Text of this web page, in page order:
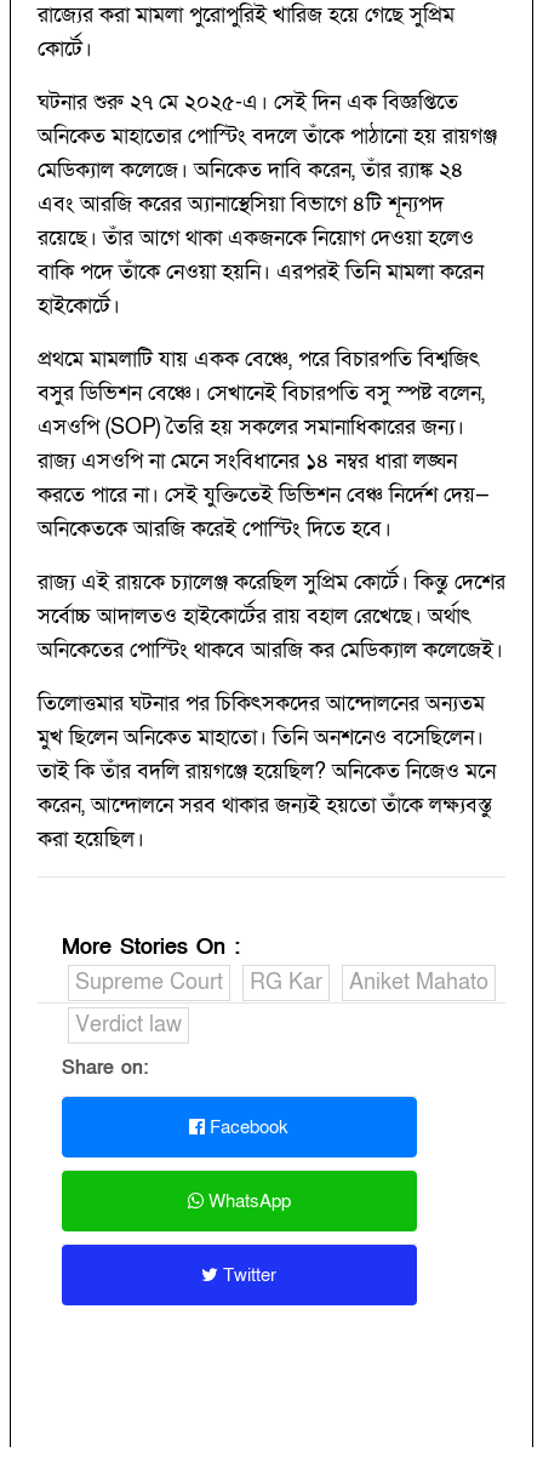
রাজ্যের করা মামলা পুরোপুরিই খারিজ হয়ে গেছে সুপ্রিম
কোর্টে।
ঘটনার শুরু ২৭ মে ২০২৫-এ। সেই দিন এক বিজ্ঞপ্তিতে
অনিকেত মাহাতোর পোস্টিং বদলে তাঁকে পাঠানো হয় রায়গঞ্জ
মেডিক্যাল কলেজে। অনিকেত দাবি করেন, তাঁর র‍্যাঙ্ক ২৪
এবং আরজি করের অ্যানাস্থেসিয়া বিভাগে ৪টি শূন্যপদ
রয়েছে। তাঁর আগে থাকা একজনকে নিয়োগ দেওয়া হলেও
বাকি পদে তাঁকে নেওয়া হয়নি। এরপরই তিনি মামলা করেন
হাইকোর্টে।
প্রথমে মামলাটি যায় একক বেঞ্চে, পরে বিচারপতি বিশ্বজিৎ
বসুর ডিভিশন বেঞ্চে। সেখানেই বিচারপতি বসু স্পষ্ট বলেন,
এসওপি (SOP) তৈরি হয় সকলের সমানাধিকারের জন্য।
রাজ্য এসওপি না মেনে সংবিধানের ১৪ নম্বর ধারা লঙ্ঘন
করতে পারে না। সেই যুক্তিতেই ডিভিশন বেঞ্চ নির্দেশ দেয়—
অনিকেতকে আরজি করেই পোস্টিং দিতে হবে।
রাজ্য এই রায়কে চ্যালেঞ্জ করেছিল সুপ্রিম কোর্টে। কিন্তু দেশের
সর্বোচ্চ আদালতও হাইকোর্টের রায় বহাল রেখেছে। অর্থাৎ
অনিকেতের পোস্টিং থাকবে আরজি কর মেডিক্যাল কলেজেই।
তিলোত্তমার ঘটনার পর চিকিৎসকদের আন্দোলনের অন্যতম
মুখ ছিলেন অনিকেত মাহাতো। তিনি অনশনেও বসেছিলেন।
তাই কি তাঁর বদলি রায়গঞ্জে হয়েছিল? অনিকেত নিজেও মনে
করেন, আন্দোলনে সরব থাকার জন্যই হয়তো তাঁকে লক্ষ্যবস্তু
করা হয়েছিল।
More Stories On :
Supreme Court
RG Kar
Aniket Mahato
Verdict law
Share on:
Facebook
WhatsApp
Twitter